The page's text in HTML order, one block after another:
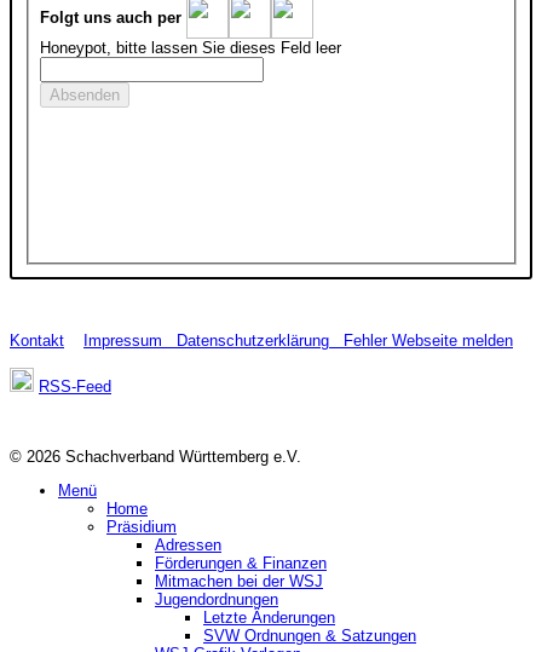
Folgt uns auch per
Honeypot, bitte lassen Sie dieses Feld leer
Kontakt Impressum Datenschutzerklärung Fehler Webseite melden
RSS-Feed
© 2026 Schachverband Württemberg e.V.
Menü
Home
Präsidium
Adressen
Förderungen & Finanzen
Mitmachen bei der WSJ
Jugendordnungen
Letzte Änderungen
SVW Ordnungen & Satzungen